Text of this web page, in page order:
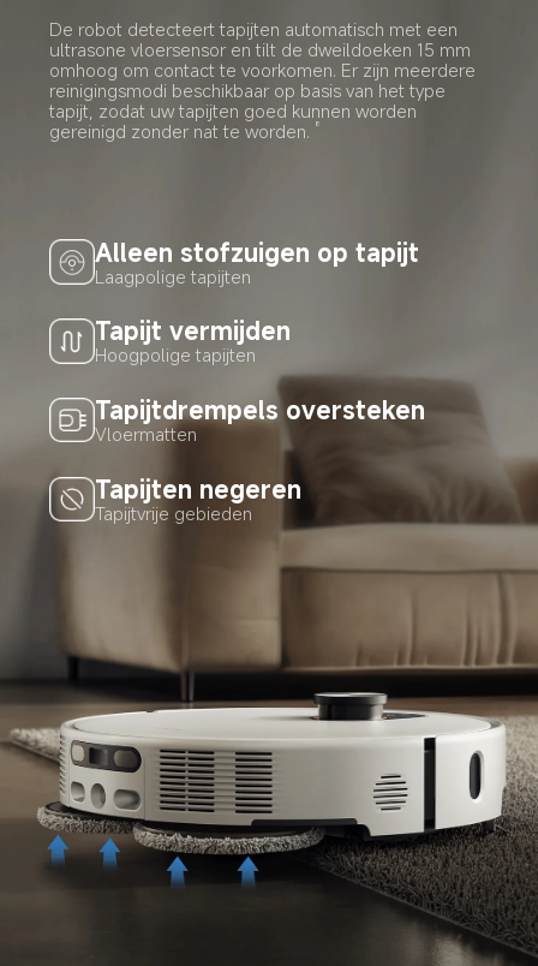
De robot detecteert tapijten automatisch met een
ultrasone vloersensor en tilt de dweildoeken 15 mm
omhoog om contact te voorkomen. Er zijn meerdere
reinigingsmodi beschikbaar op basis van het type
tapijt, zodat uw tapijten goed kunnen worden
gereinigd zonder nat te worden.
8
Alleen stofzuigen op tapijt
Laagpolige tapijten
Tapijt vermijden
Hoogpolige tapijten
Tapijtdrempels oversteken
Vloermatten
Tapijten negeren
Tapijtvrije gebieden